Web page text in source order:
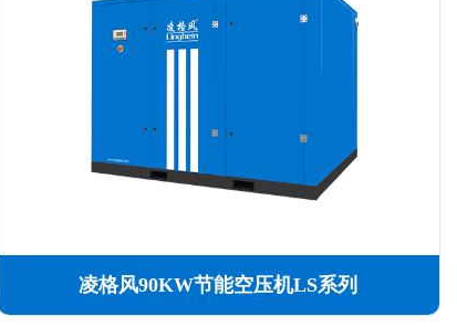
凌格风90KW节能空压机LS系列